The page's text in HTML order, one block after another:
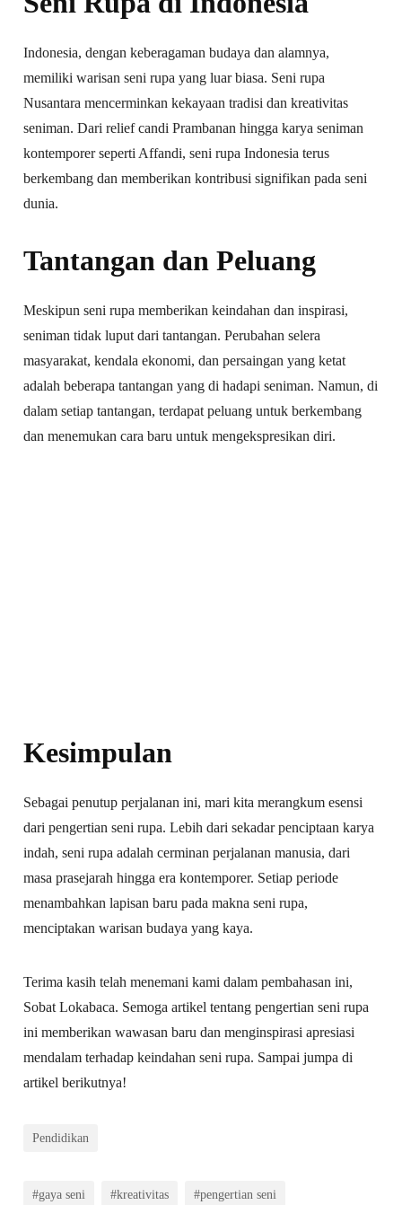
Indonesia, dengan keberagaman budaya dan alamnya,
memiliki warisan seni rupa yang luar biasa. Seni rupa
Nusantara mencerminkan kekayaan tradisi dan kreativitas
seniman. Dari relief candi Prambanan hingga karya seniman
kontemporer seperti Affandi, seni rupa Indonesia terus
berkembang dan memberikan kontribusi signifikan pada seni
dunia.
Tantangan dan Peluang
Meskipun seni rupa memberikan keindahan dan inspirasi,
seniman tidak luput dari tantangan. Perubahan selera
masyarakat, kendala ekonomi, dan persaingan yang ketat
adalah beberapa tantangan yang di hadapi seniman. Namun, di
dalam setiap tantangan, terdapat peluang untuk berkembang
dan menemukan cara baru untuk mengekspresikan diri.
Kesimpulan
Sebagai penutup perjalanan ini, mari kita merangkum esensi
dari pengertian seni rupa. Lebih dari sekadar penciptaan karya
indah, seni rupa adalah cerminan perjalanan manusia, dari
masa prasejarah hingga era kontemporer. Setiap periode
menambahkan lapisan baru pada makna seni rupa,
menciptakan warisan budaya yang kaya.
Terima kasih telah menemani kami dalam pembahasan ini,
Sobat Lokabaca. Semoga artikel tentang pengertian seni rupa
ini memberikan wawasan baru dan menginspirasi apresiasi
mendalam terhadap keindahan seni rupa. Sampai jumpa di
artikel berikutnya!
Pendidikan
#gaya seni #kreativitas
#pengertian seni